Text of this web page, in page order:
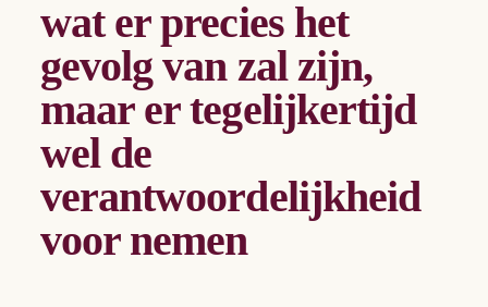
wat er precies het
gevolg van zal zijn,
maar er tegelijkertijd
wel de
verantwoordelijkheid
voor nemen